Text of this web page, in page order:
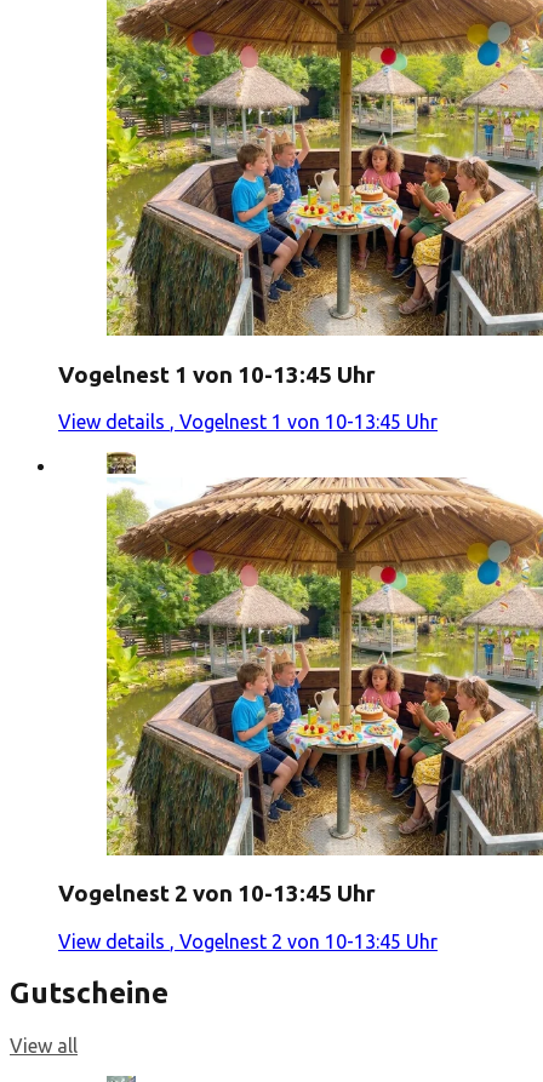
Vogelnest 1 von 10-13:45 Uhr
View details , Vogelnest 1 von 10-13:45 Uhr
Vogelnest 2 von 10-13:45 Uhr
View details , Vogelnest 2 von 10-13:45 Uhr
Gutscheine
View all